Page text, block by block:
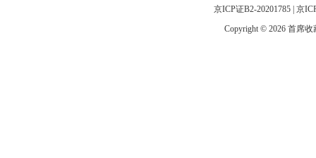
京ICP证B2-20201785 京
Copyright © 2026 首席收